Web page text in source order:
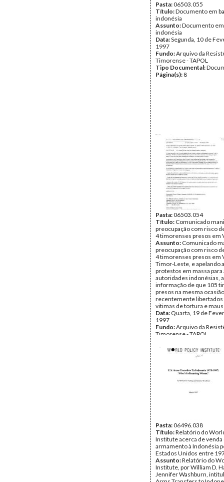
Pasta:06503.055
Título:Documento em
indonésia
Assunto:Documento em
indonésia
Data:Segunda, 10 de
1997
Fundo:Arquivo da
Timorense - TAPOL
Tipo Documental:
Página(s): 8
Pasta:06503.054
Título: Comunicado
preocupação com risco
4 timorenses presos em
Assunto: Comunicado
preocupação com risco
4 timorenses presos em
Timor-Leste, e apelando
protestos em massa para
autoridades indonésias,
informação de que 105
presos na mesma
recentemente
vitimas de tortura e
Data: Quarta, 19 de
1997
Fundo:Arquivo da
Timorense - TAPOL
Página(s): 2
Pasta:06496.038
Título:Relatório do
Institute acerca de venda
armamento à Indonésia
Estados Unidos entre
Assunto:Relatório do
Institute, por William D.
Jennifer Washburn,